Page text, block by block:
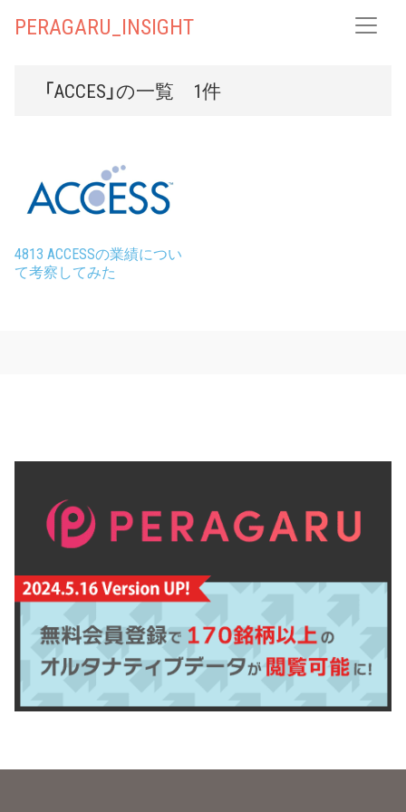
PERAGARU_INSIGHT
「ACCES」の一覧 1件
4813 ACCESSの業績につい
て考察してみた